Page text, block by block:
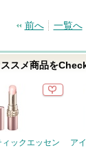
前へ 一覧へ
スメ商品を
ィックエッセン
ア